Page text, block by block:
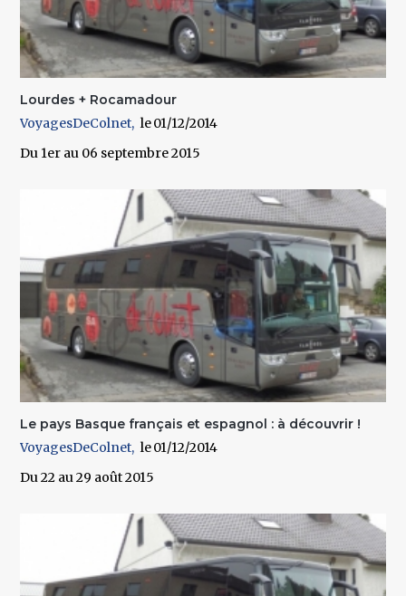
Lourdes + Rocamadour
VoyagesDeColnet
01/12/2014
Du 1er au 06 septembre 2015
Le pays Basque français et espagnol : à découvrir !
VoyagesDeColnet
01/12/2014
Du 22 au 29 août 2015